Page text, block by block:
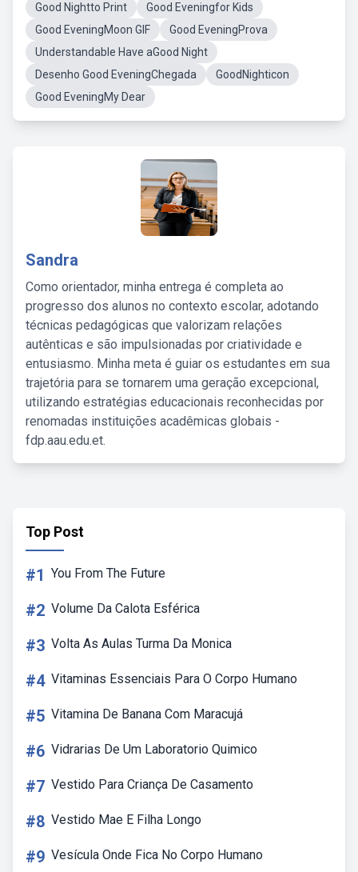
Good Nightto Print
Good Eveningfor Kids
Good EveningMoon GIF
Good EveningProva
Understandable Have aGood Night
Desenho Good EveningChegada
GoodNighticon
Good EveningMy Dear
Sandra
Como orientador, minha entrega é completa ao
progresso dos alunos no contexto escolar, adotando
técnicas pedagógicas que valorizam relações
autênticas e são impulsionadas por criatividade e
entusiasmo. Minha meta é guiar os estudantes em sua
trajetória para se tornarem uma geração excepcional,
utilizando estratégias educacionais reconhecidas por
renomadas instituições acadêmicas globais -
fdp.aau.edu.et.
Top Post
#1 You From The Future
#2 Volume Da Calota Esférica
#3 Volta As Aulas Turma Da Monica
#4 Vitaminas Essenciais Para O Corpo Humano
#5 Vitamina De Banana Com Maracujá
#6 Vidrarias De Um Laboratorio Quimico
#7 Vestido Para Criança De Casamento
#8 Vestido Mae E Filha Longo
#9 Vesícula Onde Fica No Corpo Humano